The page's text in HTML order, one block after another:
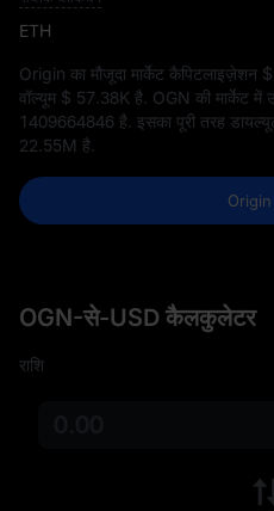
ETH
Origin का मौजूदा मार्केट कैपिटलाइज़ेशन
वॉल्यूम $ 57.38K है. OGN की मार्केट में
1409664846 है. इसका पूरी तरह
22.55M है.
Origin
OGN-से-USD कैलकुलेटर
राशि